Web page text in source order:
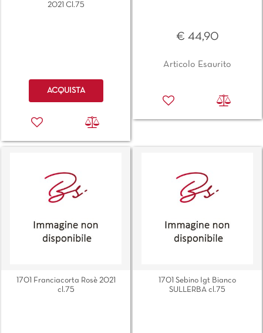
2021 Cl.75
Quantità
ACQUISTA
€ 44,90
Articolo Esaurito
1701 Franciacorta Rosè 2021
cl.75
1701 Sebino Igt Bianco
SULLERBA cl.75